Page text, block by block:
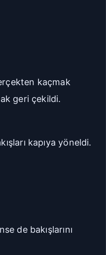
kaçmak
geri çekildi.
kapıya yöneldi.
de bakışlarını